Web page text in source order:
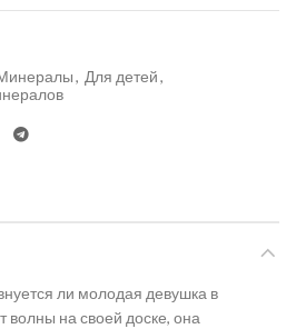
, Для детей,
ли молодая девушка в
волны на своей доске, она